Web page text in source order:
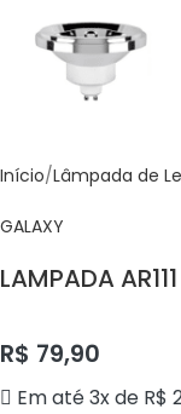
Início Lâmpada de
GALAXY
LAMPADA
R$ 79,90
Em até 3x de R$